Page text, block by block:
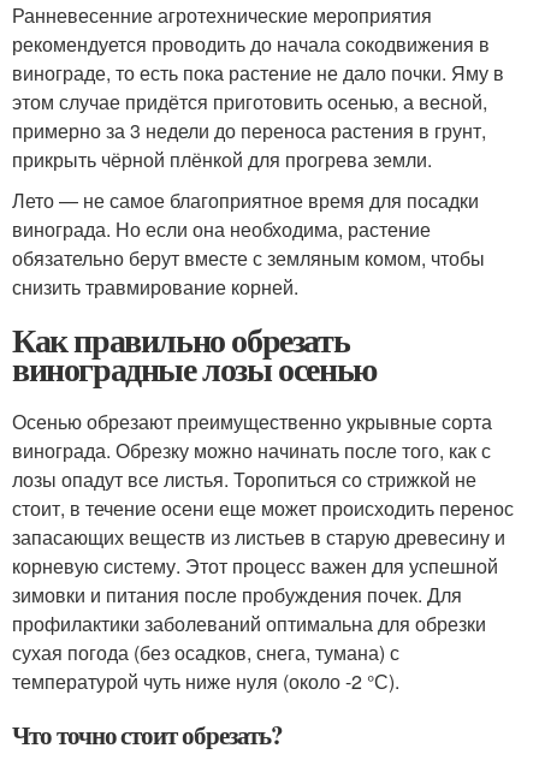
Ранневесенние агротехнические мероприятия
рекомендуется проводить до начала сокодвижения в
винограде, то есть пока растение не дало почки. Яму в
этом случае придётся приготовить осенью, а весной,
примерно за 3 недели до переноса растения в грунт,
прикрыть чёрной плёнкой для прогрева земли.
Лето — не самое благоприятное время для посадки
винограда. Но если она необходима, растение
обязательно берут вместе с земляным комом, чтобы
снизить травмирование корней.
Как правильно обрезать
виноградные лозы осенью
Осенью обрезают преимущественно укрывные сорта
винограда. Обрезку можно начинать после того, как с
лозы опадут все листья. Торопиться со стрижкой не
стоит, в течение осени еще может происходить перенос
запасающих веществ из листьев в старую древесину и
корневую систему. Этот процесс важен для успешной
зимовки и питания после пробуждения почек. Для
профилактики заболеваний оптимальна для обрезки
сухая погода (без осадков, снега, тумана) с
температурой чуть ниже нуля (около -2 °С).
Что точно стоит обрезать?